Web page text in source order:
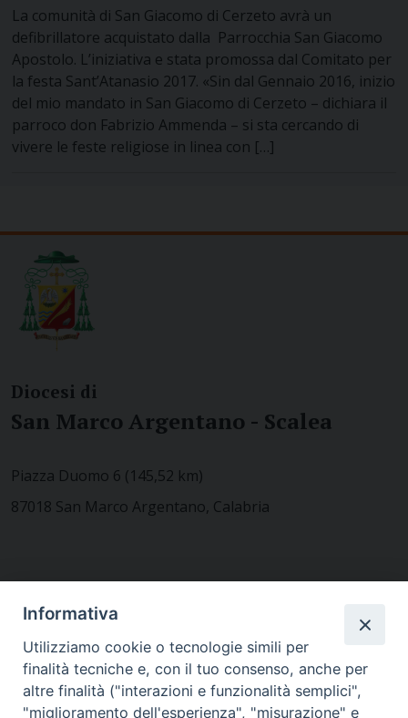
La comunità di San Giacomo di Cerzeto avrà un
defibrillatore acquistato dalla Parrocchia San Giacomo
Apostolo. L’iniziativa e stata promossa dal Comitato per
la festa Sant’Atanasio 2017. «Sin dal Gennaio 2016, inizio
del mio mandato in San Giacomo di Cerzeto – dichiara il
parroco don Fabrizio Ammenda – si sta cercando di
vivere le feste religiose in linea con […]
Diocesi di
San Marco Argentano - Scalea
Piazza Duomo 6 (145,52 km)
87018 San Marco Argentano, Calabria
MODULISTICA
Informativa
Utilizziamo cookie o tecnologie simili per
finalità tecniche e, con il tuo consenso, anche per
altre finalità ("interazioni e funzionalità semplici",
"miglioramento dell'esperienza", "misurazione" e